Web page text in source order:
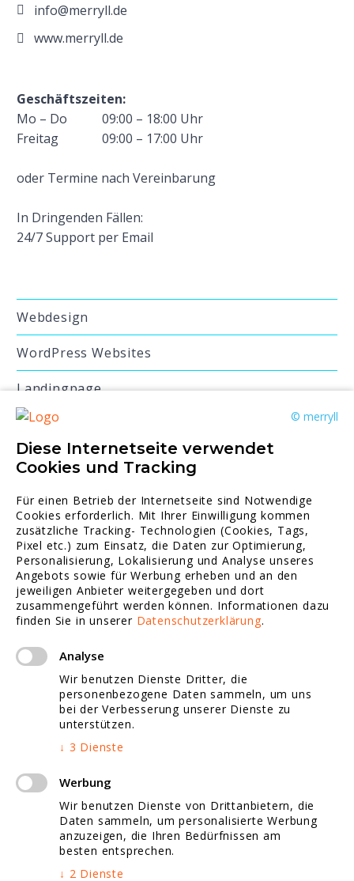
info@merryll.de
www.merryll.de
Geschäftszeiten:
Mo – Do
09:00 – 18:00 Uhr
Freitag
09:00 – 17:00 Uhr
oder Termine nach Vereinbarung
In Dringenden Fällen:
24/7 Support per Email
Webdesign
WordPress Websites
Landingpage
Website Inhalte schreiben
Professionelle Onlineshops
Online Marketing
Suchmaschinen Marketing
Webdesign Referenzen
Tracking / Statistik
Website Redesign
Website Fotografie
Jobs
Google Map Marketing
© merryll
Diese Internetseite verwendet
Cookies und Tracking
Für einen Betrieb der Internetseite sind Notwendige
Cookies erforderlich. Mit Ihrer Einwilligung kommen
zusätzliche Tracking- Technologien (Cookies, Tags,
Pixel etc.) zum Einsatz, die Daten zur Optimierung,
Personalisierung, Lokalisierung und Analyse unseres
Angebots sowie für Werbung erheben und an den
jeweiligen Anbieter weitergegeben und dort
zusammengeführt werden können. Informationen dazu
finden Sie in unserer Datenschutzerklärung.
Analyse
Wir benutzen Dienste Dritter, die
personenbezogene Daten sammeln, um uns
bei der Verbesserung unserer Dienste zu
unterstützen.
↓ 3 Dienste
Werbung
Wir benutzen Dienste von Drittanbietern, die
Daten sammeln, um personalisierte Werbung
anzuzeigen, die Ihren Bedürfnissen am
besten entsprechen.
↓ 2 Dienste